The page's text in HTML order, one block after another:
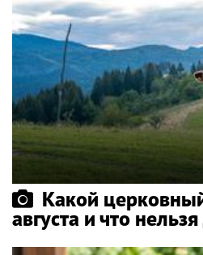
Какой
августа и что